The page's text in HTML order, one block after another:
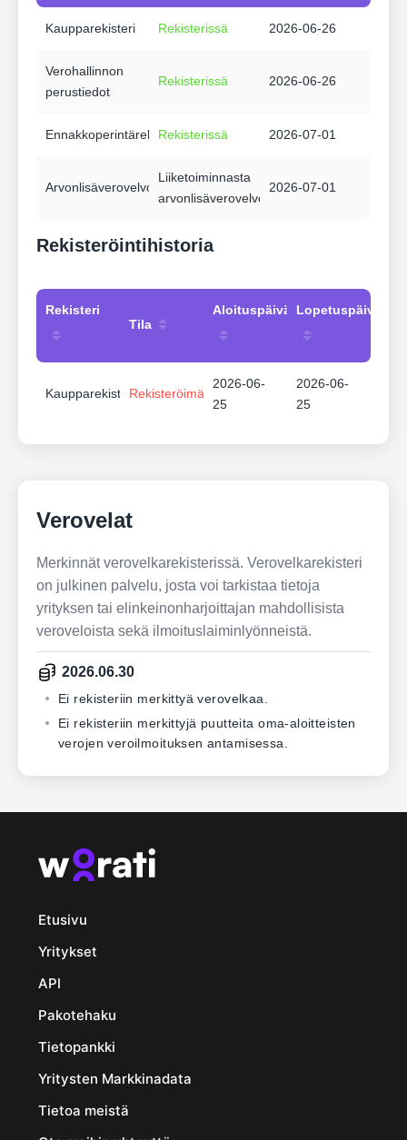
Kaupparekisteri Rekisterissä 2026-06-26
Verohallinnon
perustiedot
Rekisterissä 2026-06-26
EnnakkoperintärekisteriRekisterissä 2026-07-01
Arvonlisäverovelvollisuus
Liiketoiminnasta
arvonlisäverovelvollinen
2026-07-01
Rekisteröintihistoria
Rekisteri
Tila
Aloituspäivämäärä
KaupparekisteriRekisteröimätön
2026-06-
25
2026-06-
25
Verovelat
Merkinnät verovelkarekisterissä. Verovelkarekisteri
on julkinen palvelu, josta voi tarkistaa tietoja
yrityksen tai elinkeinonharjoittajan mahdollisista
veroveloista sekä ilmoituslaiminlyönneistä.
2026.06.30
Ei rekisteriin merkittyä verovelkaa.
Ei rekisteriin merkittyjä puutteita oma-aloitteisten
verojen veroilmoituksen antamisessa.
Etusivu
Yritykset
API
Pakotehaku
Tietopankki
Yritysten Markkinadata
Tietoa meistä